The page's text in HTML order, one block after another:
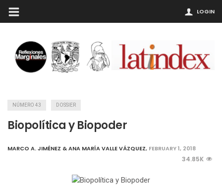
LOGIN
NÚMERO 43 DOSSIER
Biopolítica y Biopoder
MARCO A. JIMÉNEZ & ANA MARÍA VALLE VÁZQUEZ, FEBRUARY 1, 2018
34.85K